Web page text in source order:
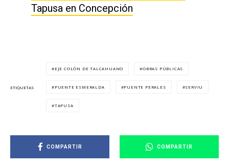
Tapusa en Concepción
ETIQUETAS
EJE COLÓN DE TALCAHUANO OBRAS PÚBLICAS
PUENTE ESMERALDA PUENTE PERALES SERVIU
TAPUSA
COMPARTIR COMPARTIR